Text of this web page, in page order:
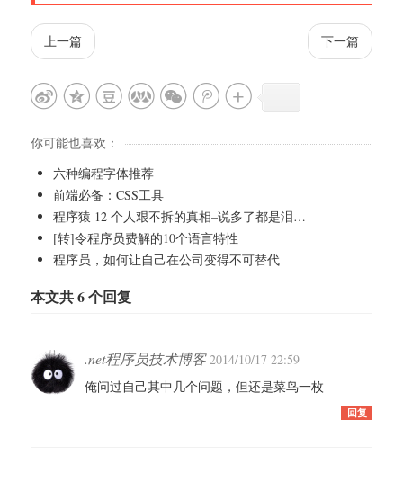
上一篇 下一篇
你可能也喜欢：
六种编程字体推荐
前端必备：CSS工具
程序猿 12 个人艰不拆的真相–说多了都是泪…
[转]令程序员费解的10个语言特性
程序员，如何让自己在公司变得不可替代
本文共 6 个回复
.net程序员技术博客2014/10/17 22:59
俺问过自己其中几个问题，但还是菜鸟一枚
回复